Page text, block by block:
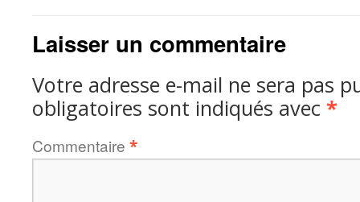
Laisser un commentaire
Votre adresse e-mail ne sera pas
obligatoires sont indiqués avec *
Commentaire *